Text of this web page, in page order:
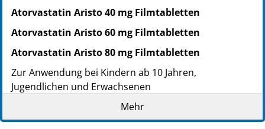
Atorvastatin Aristo 40 mg Filmtabletten
Atorvastatin Aristo 60 mg Filmtabletten
Atorvastatin Aristo 80 mg Filmtabletten
Zur Anwendung bei Kindern ab 10 Jahren,
Jugendlichen und Erwachsenen
Mehr